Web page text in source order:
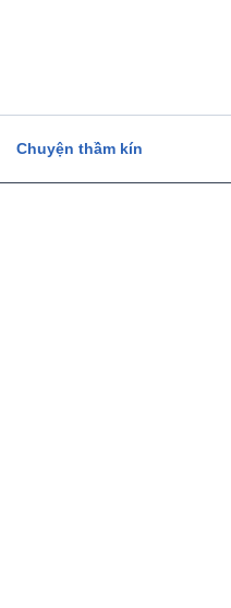
Chuyện thầm kín